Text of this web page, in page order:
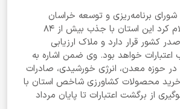
برنامه‌ریزی و توسعه خراسان
جنوبی، استاندار اعلام کرد این استان با جذب بیش از ۸۴
کشور قرار دارد و ملاک ارزیابی
اعتبارات خواهد بود. وی ضمن اشاره به
حوزه معدن، انرژی خورشیدی، صادرات
خرید محصولات کشاورزی شاخص استان با
از برگشت اعتبارات تا پایان مرداد